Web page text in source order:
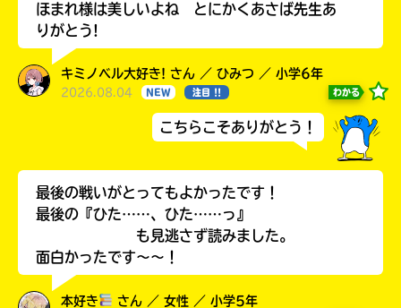
書店に届いた
ほまれ様は美しいよね とにかくあさば先生あ
りがとう!
キミノベル大好き! さん ／ ひみつ ／ 小学6年
2026.08.04 NEW 注目 !! わかる
こちらこそありがとう！
最後の戦いがとってもよかったです！
最後の『ひた……、ひた……っ』
も見逃さず読みました。
面白かったです〜〜！
本好き さん ／ 女性 ／ 小学5年